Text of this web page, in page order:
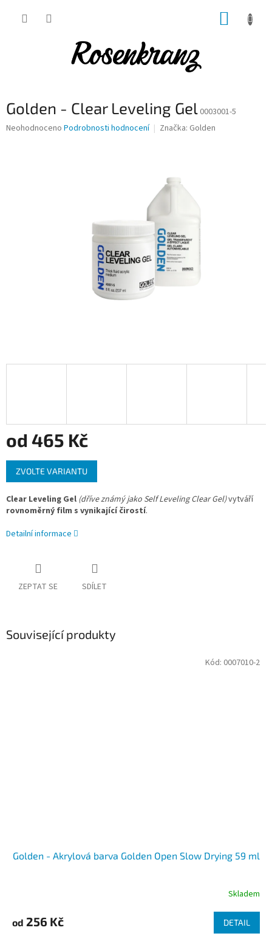
Golden - Clear Leveling Gel 0003001-5
Průměrné
Neohodnoceno Podrobnosti hodnocení Značka: Golden
od 465 Kč
Měrná
cena:
ZVOLTE VARIANTU
Clear Leveling Gel (dříve známý jako Self Leveling Clear Gel)vytváří
rovnoměrný film s vynikající čirostí.
Detailní informace
ZEPTAT SE SDÍLET
Související produkty
Golden - Akrylová barva Golden Open Slow Drying 59 ml
Skladem
od 256 Kč DETAIL
Kód: 0007010-2